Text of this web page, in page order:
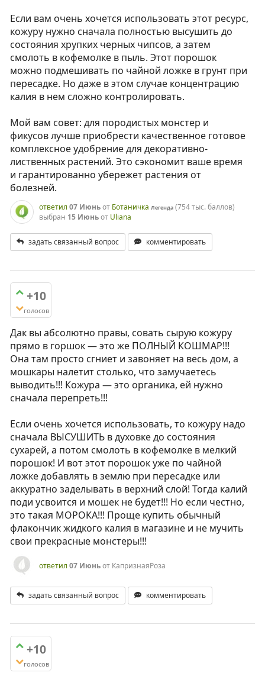
Если вам очень хочется использовать этот ресурс,
кожуру нужно сначала полностью высушить до
состояния хрупких черных чипсов, а затем
смолоть в кофемолке в пыль. Этот порошок
можно подмешивать по чайной ложке в грунт при
пересадке. Но даже в этом случае концентрацию
калия в нем сложно контролировать.
Мой вам совет: для породистых монстер и
фикусов лучше приобрести качественное готовое
комплексное удобрение для декоративно-
лиственных растений. Это сэкономит ваше время
и гарантированно убережет растения от
болезней.
ответил 07 Июньот Ботаничка Легенда (754 тыс.баллов)
выбран 15 Июньот Uliana
задать связанный вопрос комментировать
+10
голосов
Дак вы абсолютно правы, совать сырую кожуру
прямо в горшок — это же ПОЛНЫЙ КОШМАР!!!
Она там просто сгниет и завоняет на весь дом, а
мошкары налетит столько, что замучаетесь
выводить!!! Кожура — это органика, ей нужно
сначала перепреть!!!
Если очень хочется использовать, то кожуру надо
сначала ВЫСУШИТЬ в духовке до состояния
сухарей, а потом смолоть в кофемолке в мелкий
порошок! И вот этот порошок уже по чайной
ложке добавлять в землю при пересадке или
аккуратно заделывать в верхний слой! Тогда калий
поди усвоится и мошек не будет!!! Но если честно,
это такая МОРОКА!!! Проще купить обычный
флакончик жидкого калия в магазине и не мучить
свои прекрасные монстеры!!!
ответил 07 Июньот КапризнаяРоза
задать связанный вопрос комментировать
+10
голосов